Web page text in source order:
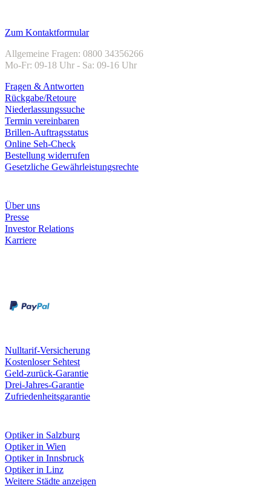
Zum Kontaktformular
Allgemeine Fragen: 0800 34356266
Mo-Fr: 09-18 Uhr - Sa: 09-16 Uhr
Fragen & Antworten
Rückgabe/Retoure
Niederlassungssuche
Termin vereinbaren
Brillen-Auftragsstatus
Online Seh-Check
Bestellung widerrufen
Gesetzliche Gewährleistungsrechte
Über uns
Presse
Investor Relations
Karriere
Nulltarif-Versicherung
Kostenloser Sehtest
Geld-zurück-Garantie
Drei-Jahres-Garantie
Zufriedenheitsgarantie
Optiker in Salzburg
Optiker in Wien
Optiker in Innsbruck
Optiker in Linz
Weitere Städte anzeigen